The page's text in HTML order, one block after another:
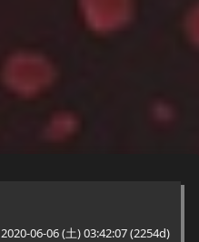
2020-06-06 (土) 03:42:07(2254d)